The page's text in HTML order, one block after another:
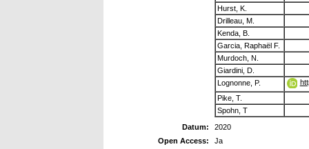
Hurst, K.
Drilleau, M.
Kenda, B.
Garcia, Raphaël F.
Murdoch, N.
Giardini, D.
Lognonne, P.
Pike, T.
Spohn, T
Datum:
2020
Open Access:
Ja